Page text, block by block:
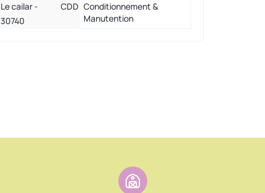
Le cailar -
30740
CDD Conditionnement &
Manutention